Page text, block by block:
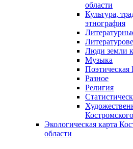
области
Культура,
этнография
Люди земли
Музыка
Поэтическая
Разное
Религия
Экологическая карта
области